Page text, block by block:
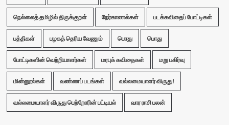
நெல்லைத் தமிழில் திருக்குறள் நேர்காணல்கள் படக்கவிதைப் போட்டிகள்
பத்திகள் பழகத் தெரிய வேணும் பொது பொது
போட்டிகளின் வெற்றியாளர்கள் மரபுக் கவிதைகள் மறு பகிர்வு
மின்னூல்கள் வண்ணப் படங்கள் வல்லமையாளர் விருது!
வல்லமையாளர் விருது பெற்றோரின் பட்டியல் வார ராசி பலன்